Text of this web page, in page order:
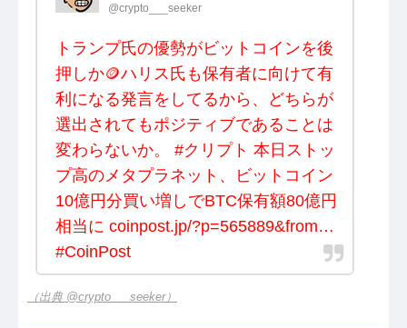
@crypto___seeker
トランプ氏の優勢がビットコインを後
押しか🪙ハリス氏も保有者に向けて有
利になる発言をしてるから、どちらが
選出されてもポジティブであることは
変わらないか。 #クリプト 本日ストッ
プ高のメタプラネット、ビットコイン
10億円分買い増しでBTC保有額80億円
相当に coinpost.jp/?p=565889&from…
#CoinPost
（出典 @crypto___seeker）